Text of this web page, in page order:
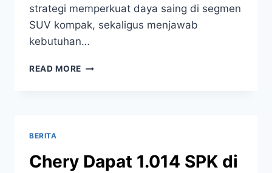
strategi memperkuat daya saing di segmen
SUV kompak, sekaligus menjawab
kebutuhan…
READ MORE
BERITA
Chery Dapat 1.014 SPK di